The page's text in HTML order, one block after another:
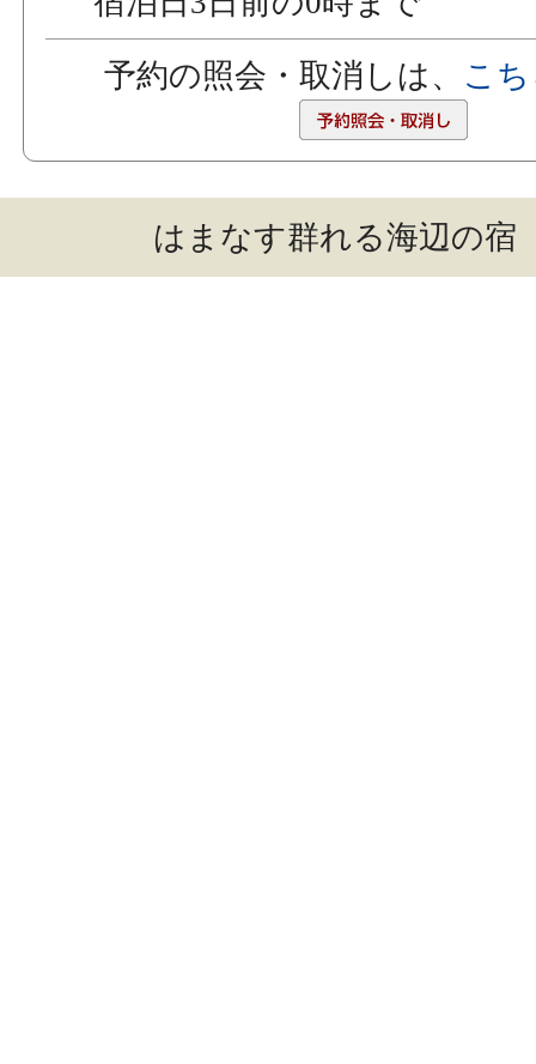
予約の照会・取消しは、 こ
はまなす群れる海辺の